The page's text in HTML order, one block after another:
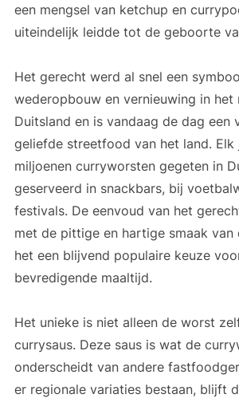
een mengsel van ketchup en
uiteindelijk leidde tot de geboorte
Het gerecht werd al snel een
wederopbouw en vernieuwing in het
Duitsland en is vandaag de dag een
geliefde streetfood van het land. Elk
miljoenen curryworsten gegeten in
geserveerd in snackbars, bij
festivals. De eenvoud van het
met de pittige en hartige smaak van
het een blijvend populaire keuze
bevredigende maaltijd.
Het unieke is niet alleen de worst
currysaus. Deze saus is wat de
onderscheidt van andere
er regionale variaties bestaan, blijft